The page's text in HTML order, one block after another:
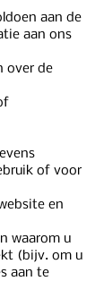
aan de
aan ons
over de
of voor
en
waarom u
(bijv. om u
aan te